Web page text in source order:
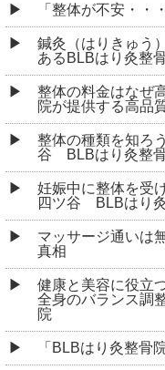
「整体が不安・・
鍼灸（はりきゅう
あるBLBはり灸整
整体の料金はなぜ
院が提供する高品
整体の種類を知ろ
谷 BLBはり灸整
妊娠中に整体を受
四ツ谷 BLBはり
マッサージ通いは
真相
健康と美容に役立
全身のバランス
院
「BLBはり灸整骨